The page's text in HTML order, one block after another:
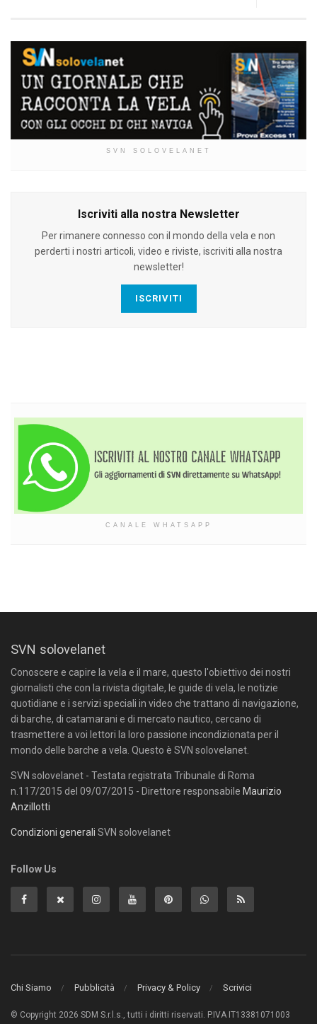
SVN SOLOVELANET
Iscriviti alla nostra Newsletter
Per rimanere connesso con il mondo della vela e non
perderti i nostri articoli, video e riviste, iscriviti alla nostra
newsletter!
ISCRIVITI
CANALE WHATSAPP
SVN solovelanet
Conoscere e capire la vela e il mare, questo l'obiettivo dei nostri
giornalisti che con la rivista digitale, le guide di vela, le notizie
quotidiane e i servizi speciali in video che trattano di navigazione,
di barche, di catamarani e di mercato nautico, cercano di
trasmettere a voi lettori la loro passione incondizionata per il
mondo delle barche a vela. Questo è SVN solovelanet.
SVN solovelanet - Testata registrata Tribunale di Roma
n.117/2015 del 09/07/2015 - Direttore responsabile Maurizio
Anzillotti
Condizioni generali SVN solovelanet
Follow Us
Chi Siamo Pubblicità Privacy & Policy Scrivici
© Copyright 2026 SDM S.r.l.s., tutti i diritti riservati. P.IVA IT13381071003